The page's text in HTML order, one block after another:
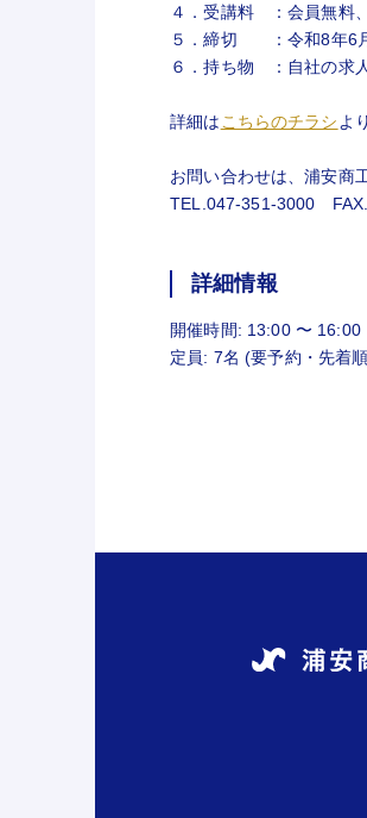
４．受講料 ：会員無料
５．締切 ：令和8年6
６．持ち物 ：自社の求
詳細はこちらのチラシよ
お問い合わせは、浦安商
TEL.047-351-3000
詳細情報
開催時間: 13:00 〜 16:00
定員: 7名 (要予約・先着